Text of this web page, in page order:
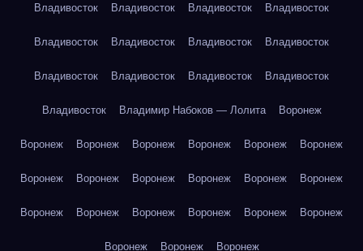
Владивосток Владивосток Владивосток Владивосток
Владивосток Владивосток Владивосток Владивосток
Владивосток Владивосток Владивосток Владивосток
Владивосток Владимир Набоков — Лолита Воронеж
Воронеж Воронеж Воронеж Воронеж Воронеж Воронеж
Воронеж Воронеж Воронеж Воронеж Воронеж Воронеж
Воронеж Воронеж Воронеж Воронеж Воронеж Воронеж
Воронеж Воронеж Воронеж